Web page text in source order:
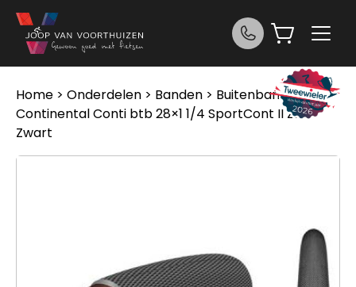
Ga naar de inhoud
Home > Onderdelen > Banden > Buitenbanden>
Continental Conti btb 28×1 1/4 SportCont II zw
Zwart